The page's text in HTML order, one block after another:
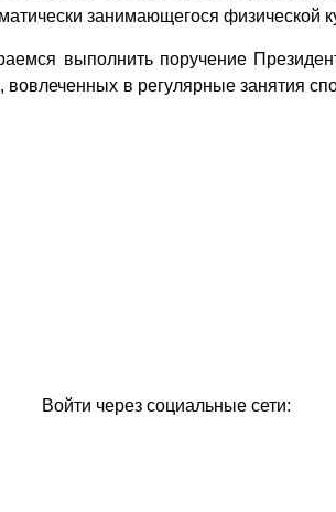
занимающегося физической
выполнить поручение
в регулярные занятия
Войти через социальные сети: